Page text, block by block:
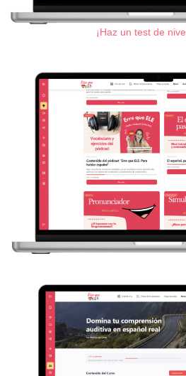
¡Haz un test de nivel